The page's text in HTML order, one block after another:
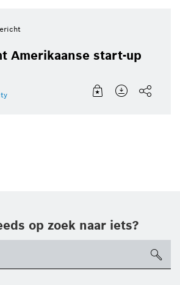
Amerikaanse start-up
op zoek naar iets?